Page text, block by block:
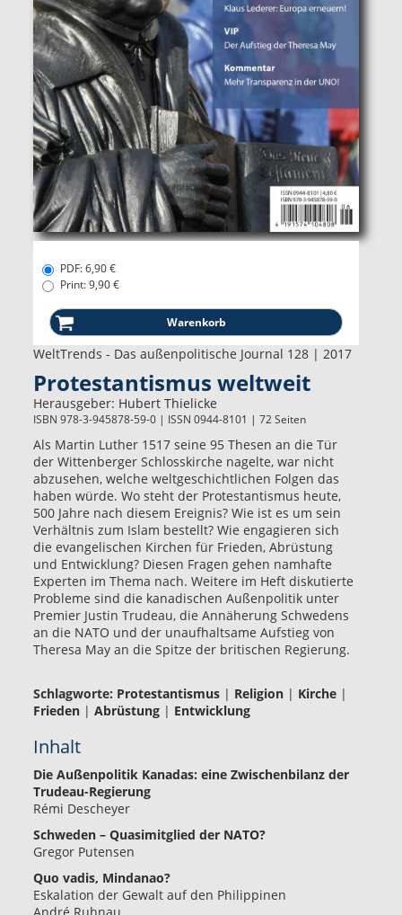
PDF: 6,90 €
Print: 9,90 €
WeltTrends - Das außenpolitische Journal 128 | 2017
Protestantismus weltweit
Herausgeber: Hubert Thielicke
ISBN 978-3-945878-59-0 | ISSN 0944-8101 | 72 Seiten
Als Martin Luther 1517 seine 95 Thesen an die Tür
der Wittenberger Schlosskirche nagelte, war nicht
abzusehen, welche weltgeschichtlichen Folgen das
haben würde. Wo steht der Protestantismus heute,
500 Jahre nach diesem Ereignis? Wie ist es um sein
Verhältnis zum Islam bestellt? Wie engagieren sich
die evangelischen Kirchen für Frieden, Abrüstung
und Entwicklung? Diesen Fragen gehen namhafte
Experten im Thema nach. Weitere im Heft diskutierte
Probleme sind die kanadischen Außenpolitik unter
Premier Justin Trudeau, die Annäherung Schwedens
an die NATO und der unaufhaltsame Aufstieg von
Theresa May an die Spitze der britischen Regierung.
Schlagworte: Protestantismus | Religion | Kirche |
Frieden | Abrüstung | Entwicklung
Inhalt
Die Außenpolitik Kanadas: eine Zwischenbilanz der
Trudeau-Regierung
Rémi Descheyer
Schweden – Quasimitglied der NATO?
Gregor Putensen
Quo vadis, Mindanao?
Eskalation der Gewalt auf den Philippinen